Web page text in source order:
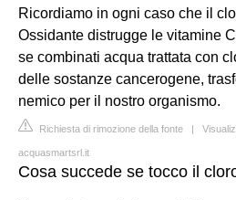
Ricordiamo in ogni caso che il
Ossidante distrugge le vitamine
se combinati acqua trattata con
delle sostanze cancerogene,
nemico per il nostro organismo.
Richiesta di rimozione della fonte |
acquasmartsrl.it
Cosa succede se tocco il